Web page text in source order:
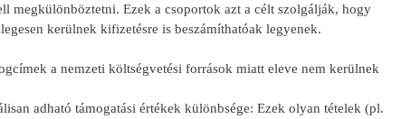
megkülönböztetni. Ezek a csoportok azt a célt szolgálják, hogy
kerülnek kifizetésre is beszámíthatóak legyenek.
a nemzeti költségvetési források miatt eleve nem kerülnek
adható támogatási értékek különbsége: Ezek olyan tételek (pl.